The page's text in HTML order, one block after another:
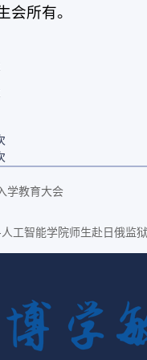
会所有。
学教育大会
工智能学院师生赴日俄监